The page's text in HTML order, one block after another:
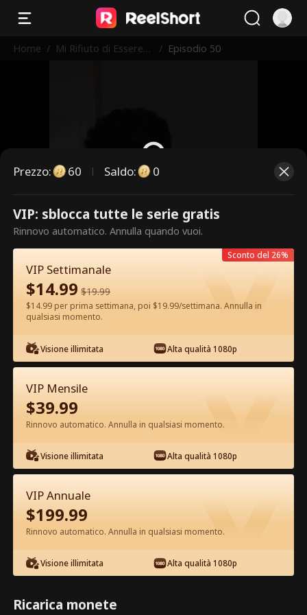
Home / Mi Rifiuto di Essere
/ Episodio 50
Questi sono episodi a pagamento.
Sblocca per guardare.
Episodio 50 - Mi Rifiuto di Essere
l'Erede Film completo
1-50 51-80 Tutti gli episodi
46 48 49
Prezzo: 60 Saldo: 0
VIP: sblocca tutte le serie gratis
Rinnovo automatico. Annulla quando vuoi.
VIP Settimanale
$14.99 $19.99
$14.99 per prima settimana, poi $19.99/settimana. Annulla in
qualsiasi momento.
Visione illimitata Alta qualità 1080p
Sconto del 26%
VIP Mensile
$39.99
Rinnovo automatico. Annulla in qualsiasi momento.
Visione illimitata Alta qualità 1080p
VIP Annuale
$199.99
Rinnovo automatico. Annulla in qualsiasi momento.
Visione illimitata Alta qualità 1080p
Ricarica monete